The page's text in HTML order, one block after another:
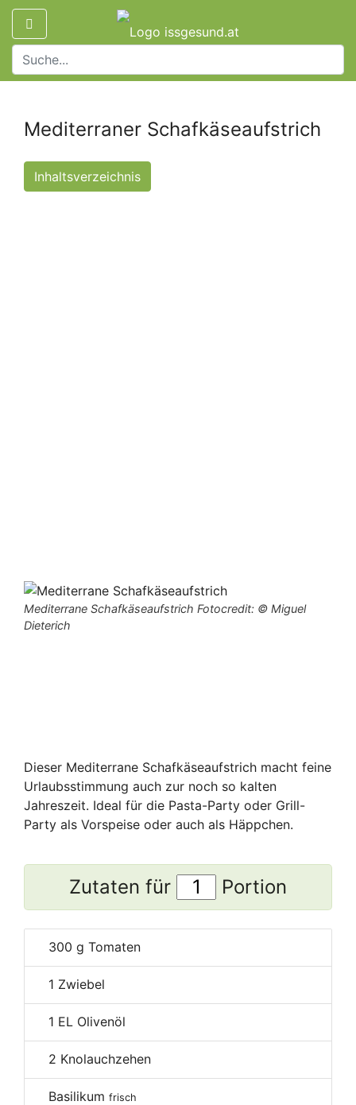
Mediterraner Schafkäseaufstrich
Inhaltsverzeichnis
Mediterrane Schafkäseaufstrich Fotocredit: © Miguel
Dieterich
Dieser Mediterrane Schafkäseaufstrich macht feine
Urlaubsstimmung auch zur noch so kalten
Jahreszeit. Ideal für die Pasta-Party oder Grill-
Party als Vorspeise oder auch als Häppchen.
Zutaten für Portion
300 g Tomaten
1 Zwiebel
1 EL Olivenöl
2 Knolauchzehen
Basilikum frisch